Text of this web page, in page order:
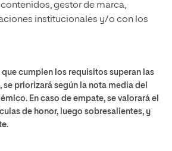
gestor de marca,
institucionales y/o con los
cumplen los requisitos superan las
se priorizará según la nota media del
En caso de empate, se valorará el
de honor, luego sobresalientes, y